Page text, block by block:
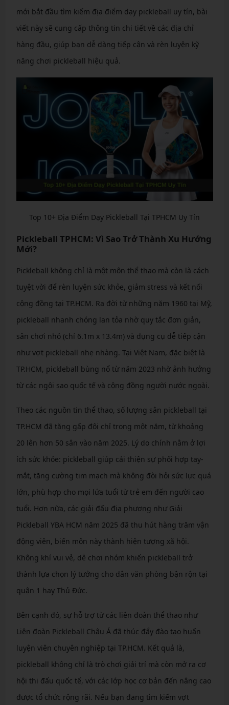
mới bắt đầu tìm kiếm địa điểm dạy pickleball uy tín, bài
viết này sẽ cung cấp thông tin chi tiết về các địa chỉ
hàng đầu, giúp bạn dễ dàng tiếp cận và rèn luyện kỹ
năng chơi pickleball hiệu quả.
Top 10+ Địa Điểm Dạy Pickleball Tại TPHCM Uy Tín
Pickleball TPHCM: Vì Sao Trở Thành Xu Hướng
Mới?
Pickleball không chỉ là một môn thể thao mà còn là cách
tuyệt vời để rèn luyện sức khỏe, giảm stress và kết nối
cộng đồng tại TP.HCM. Ra đời từ những năm 1960 tại Mỹ,
pickleball nhanh chóng lan tỏa nhờ quy tắc đơn giản,
sân chơi nhỏ (chỉ 6.1m x 13.4m) và dụng cụ dễ tiếp cận
như vợt pickleball nhẹ nhàng. Tại Việt Nam, đặc biệt là
TP.HCM, pickleball bùng nổ từ năm 2023 nhờ ảnh hưởng
từ các ngôi sao quốc tế và cộng đồng người nước ngoài.
Theo các nguồn tin thể thao, số lượng sân pickleball tại
TP.HCM đã tăng gấp đôi chỉ trong một năm, từ khoảng
20 lên hơn 50 sân vào năm 2025. Lý do chính nằm ở lợi
ích sức khỏe: pickleball giúp cải thiện sự phối hợp tay-
mắt, tăng cường tim mạch mà không đòi hỏi sức lực quá
lớn, phù hợp cho mọi lứa tuổi từ trẻ em đến người cao
tuổi. Hơn nữa, các giải đấu địa phương như Giải
Pickleball YBA HCM năm 2025 đã thu hút hàng trăm vận
động viên, biến môn này thành hiện tượng xã hội.
Không khí vui vẻ, dễ chơi nhóm khiến pickleball trở
thành lựa chọn lý tưởng cho dân văn phòng bận rộn tại
quận 1 hay Thủ Đức.
Bên cạnh đó, sự hỗ trợ từ các liên đoàn thể thao như
Liên đoàn Pickleball Châu Á đã thúc đẩy đào tạo huấn
luyện viên chuyên nghiệp tại TP.HCM. Kết quả là,
pickleball không chỉ là trò chơi giải trí mà còn mở ra cơ
hội thi đấu quốc tế, với các lớp học cơ bản đến nâng cao
được tổ chức rộng rãi. Nếu bạn đang tìm kiếm vợt